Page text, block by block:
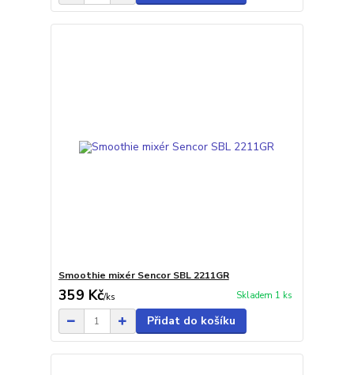
Smoothie mixér Sencor SBL 2211GR
359 Kč/ks Skladem 1 ks
Přidat do košíku